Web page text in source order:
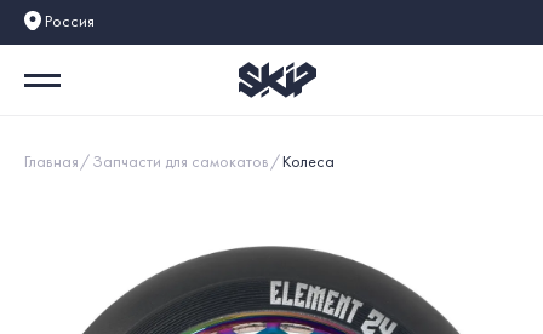
Россия
Главная Запчасти для самокатов Колеса